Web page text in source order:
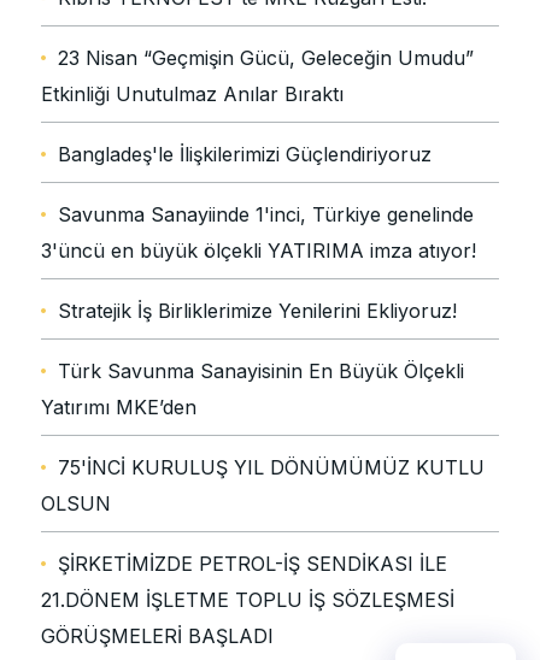
23 Nisan “Geçmişin Gücü, Geleceğin Umudu”
Etkinliği Unutulmaz Anılar Bıraktı
Bangladeş'le İlişkilerimizi Güçlendiriyoruz
Savunma Sanayiinde 1'inci, Türkiye genelinde
3'üncü en büyük ölçekli YATIRIMA imza atıyor!
Stratejik İş Birliklerimize Yenilerini Ekliyoruz!
Türk Savunma Sanayisinin En Büyük Ölçekli
Yatırımı MKE’den
75'İNCİ KURULUŞ YIL DÖNÜMÜMÜZ KUTLU
OLSUN
ŞİRKETİMİZDE PETROL-İŞ SENDİKASI İLE
21.DÖNEM İŞLETME TOPLU İŞ SÖZLEŞMESİ
GÖRÜŞMELERİ BAŞLADI